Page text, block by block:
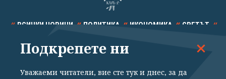
ВСИЧКИ НОВИНИ ПОЛИТИКА ИКОНОМИКА СВЕТЪТ
СПОРТ КУЛТУРА ТЕХНОЛОГИИ КАЛЕЙДОСКОП
Подкрепете ни
Уважаеми читатели, вие сте тук и днес, за да